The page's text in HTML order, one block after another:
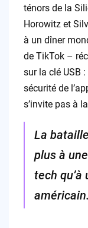
ténors de la
Horowitz et
à un dîner
de TikTok –
sur la clé USB
sécurité de
s’invite pas à
La
plus à
tech
américain.